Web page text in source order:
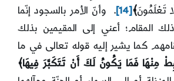
تَعْلَمُونَ﴾ [14]
. وأنّ الأمر بالسجود إنّما
المقام؛ أعني إلى المقيمين بذلك
كما يشير إليه قوله تعالى في ما
مِنْهَا فَمَا يَكُونُ لَكَ أَنْ تَتَكَبَّرَ فِيهَا﴾